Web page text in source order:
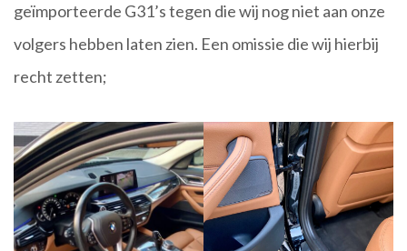
geïmporteerde G31’s tegen die wij nog niet aan onze
volgers hebben laten zien. Een omissie die wij hierbij
recht zetten;